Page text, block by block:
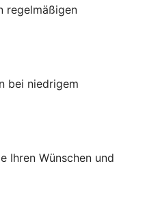
regelmäßigen
bei niedrigem
Ihren Wünschen und